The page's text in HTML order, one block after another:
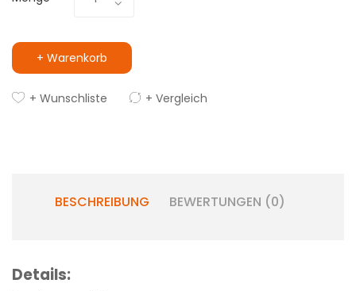
+ Warenkorb
+ Wunschliste + Vergleich
BESCHREIBUNG BEWERTUNGEN (0)
Details: